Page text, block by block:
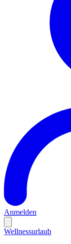
Anmelden
Wellnessurlaub